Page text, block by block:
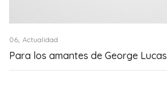
06, Actualidad
Para los amantes de George Lucas